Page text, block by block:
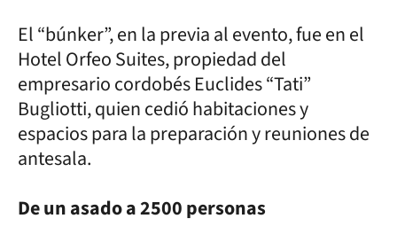
El “búnker”, en la previa al evento, fue en el
Hotel Orfeo Suites, propiedad del
empresario cordobés Euclides “Tati”
Bugliotti, quien cedió habitaciones y
espacios para la preparación y reuniones de
antesala.
De un asado a 2500 personas